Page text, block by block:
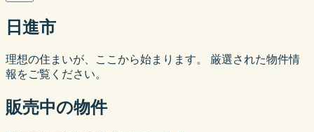
日進市
理想の住まいが、ここから始まります。 厳選された物件情
報をご覧ください。
販売中の物件